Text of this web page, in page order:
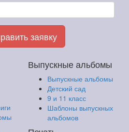
заявку
Выпускные альбомы
Выпускные альбомы
Детский сад
9 и 11 класс
Шаблоны выпускных
альбомов